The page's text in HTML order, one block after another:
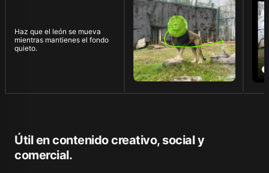
Haz que el león se mueva
mientras mantienes el fondo
quieto.
Útil en contenido creativo, social y
comercial.